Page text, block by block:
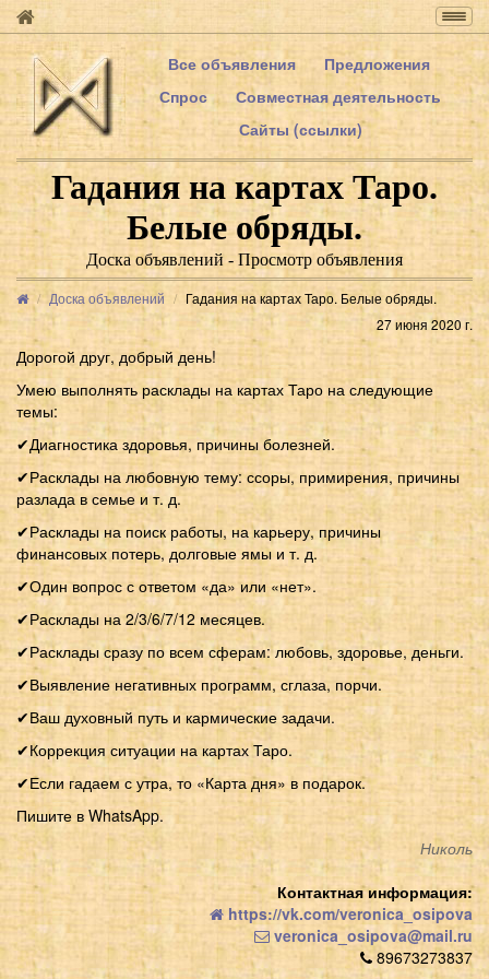
Все объявления
Предложения
Спрос
Совместная деятельность
Сайты (ссылки)
Гадания на картах Таро.
Белые обряды.
Доска объявлений - Просмотр объявления
Доска объявлений
Гадания на картах Таро. Белые обряды.
27 июня 2020 г.
Дорогой друг, добрый день!
Умею выполнять расклады на картах Таро на следующие
темы:
✔Диагностика здоровья, причины болезней.
✔Расклады на любовную тему: ссоры, примирения, причины
разлада в семье и т. д.
✔Расклады на поиск работы, на карьеру, причины
финансовых потерь, долговые ямы и т. д.
✔Один вопрос с ответом «да» или «нет».
✔Расклады на 2/3/6/7/12 месяцев.
✔Расклады сразу по всем сферам: любовь, здоровье, деньги.
✔Выявление негативных программ, сглаза, порчи.
✔Ваш духовный путь и кармические задачи.
✔Коррекция ситуации на картах Таро.
✔Если гадаем с утра, то «Карта дня» в подарок.
Пишите в WhatsApp.
Николь
Контактная информация:
https://vk.com/veronica_osipova
veronica_osipova@mail.ru
89673273837